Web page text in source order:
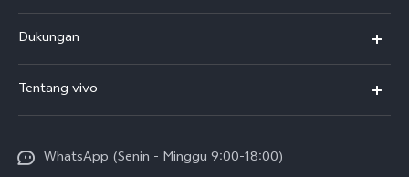
T5
T5 Pro
V70
Dukungan
Service Center
Funtouch OS
Tentang vivo
SejarahWhatsApp (Senin - Minggu 9:00-18:00)